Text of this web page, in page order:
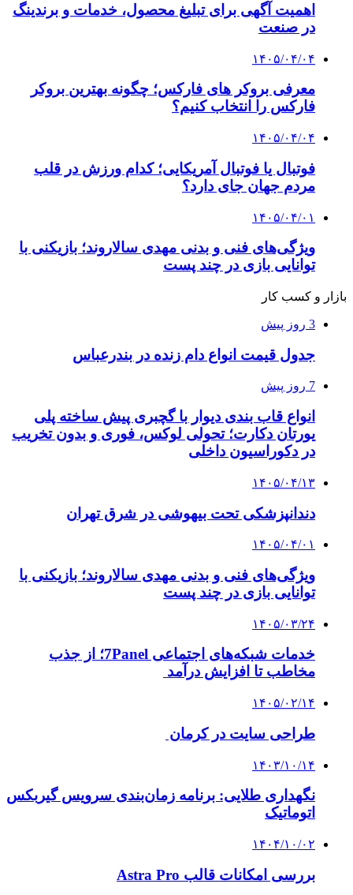
اهمیت آگهی برای تبلیغ محصول، خدمات و برندینگ
در صنعت
۱۴۰۵/۰۴/۰۴
معرفی بروکر های فارکس؛ چگونه بهترین بروکر
فارکس را انتخاب کنیم؟
۱۴۰۵/۰۴/۰۴
فوتبال یا فوتبال آمریکایی؛ کدام ورزش در قلب
مردم جهان جای دارد؟
۱۴۰۵/۰۴/۰۱
ویژگی‌های فنی و بدنی مهدی سالاروند؛ بازیکنی با
توانایی بازی در چند پست
بازار و کسب کار
3 روز پیش
جدول قیمت انواع دام زنده در بندرعباس
7 روز پیش
انواع قاب بندی دیوار با گچبری پیش ساخته پلی
یورتان دکارت؛ تحولی لوکس، فوری و بدون تخریب
در دکوراسیون داخلی
۱۴۰۵/۰۴/۱۳
دندانپزشکی تحت بیهوشی در شرق تهران
۱۴۰۵/۰۴/۰۱
ویژگی‌های فنی و بدنی مهدی سالاروند؛ بازیکنی با
توانایی بازی در چند پست
۱۴۰۵/۰۳/۲۴
خدمات شبکه‌های اجتماعی 7Panel؛ از جذب
مخاطب تا افزایش درآمد
۱۴۰۵/۰۲/۱۴
طراحی سایت در کرمان
۱۴۰۳/۱۰/۱۴
نگهداری طلایی: برنامه زمان‌بندی سرویس گیربکس
اتوماتیک
۱۴۰۴/۱۰/۰۲
بررسی امکانات قالب Astra Pro